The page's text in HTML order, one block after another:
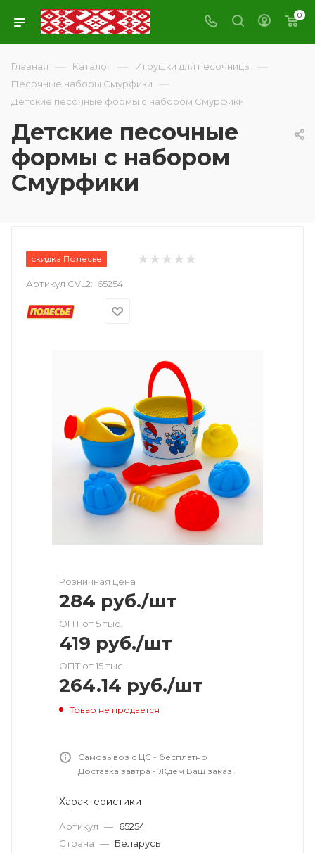
0
Главная — Каталог — Игрушки для песочницы —
Песочные наборы Смурфики —
Детские песочные формы с набором Смурфики
Детские песочные
формы с набором
Смурфики
скидка Полесье
Артикул CVL2:: 65254
Розничная цена
284 руб./шт
ОПТ от 5 тыс.
419 руб./шт
ОПТ от 15 тыс.
264.14 руб./шт
Товар не продается
Самовывоз с ЦС - бесплатно
Доставка завтра - Ждем Ваш заказ!
Характеристики
Артикул — 65254
Страна — Беларусь